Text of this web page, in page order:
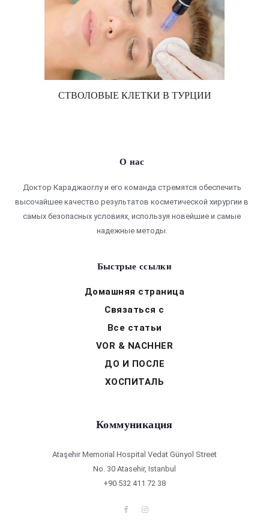
СТВОЛОВЫЕ КЛЕТКИ В ТУРЦИИ
О нас
Доктор Караджаоглу и его команда стремятся обеспечить
высочайшее качество результатов косметической хирургии в
самых безопасных условиях, используя новейшие и самые
надежные методы.
Быстрые ссылки
Домашняя страница
Связаться с
Все статьи
VOR & NACHHER
ДО И ПОСЛЕ
ХОСПИТАЛЬ
Коммуникация
Ataşehir Memorial Hospital Vedat Günyol Street
No. 30 Atasehir, Istanbul
+90 532 411 72 38